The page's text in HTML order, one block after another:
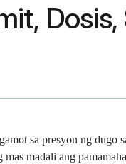
sa presyon ng dugo
madali ang